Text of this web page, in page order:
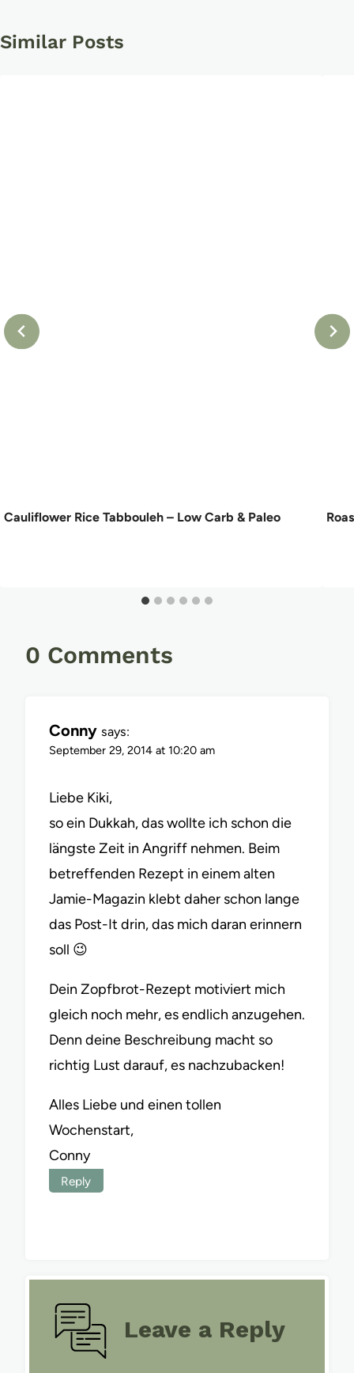
Similar Posts
Cauliflower Rice Tabbouleh – Low Carb & Paleo
0 Comments
Conny says:
September 29, 2014 at 10:20 am
Liebe Kiki,
so ein Dukkah, das wollte ich schon die
längste Zeit in Angriff nehmen. Beim
betreffenden Rezept in einem alten
Jamie-Magazin klebt daher schon lange
das Post-It drin, das mich daran erinnern
soll 😉
Dein Zopfbrot-Rezept motiviert mich
gleich noch mehr, es endlich anzugehen.
Denn deine Beschreibung macht so
richtig Lust darauf, es nachzubacken!
Alles Liebe und einen tollen
Wochenstart,
Conny
Reply
Leave a Reply